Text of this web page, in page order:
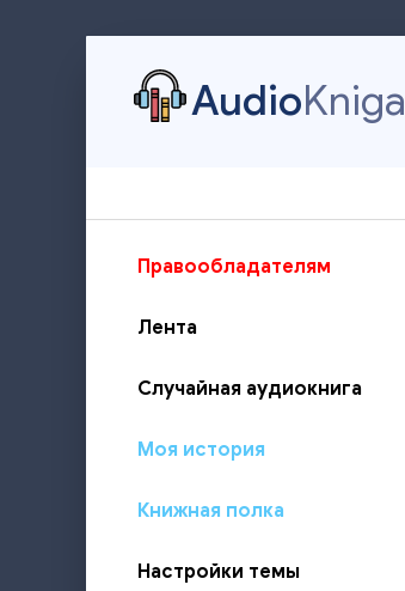
AudioKniga
Правообладателям
Лента
Случайная аудиокнига
Моя история
Книжная полка
Настройки темы